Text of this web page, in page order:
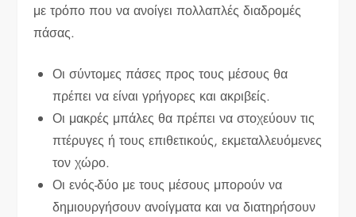
με τρόπο που να ανοίγει πολλαπλές διαδρομές
πάσας.
Οι σύντομες πάσες προς τους μέσους θα
πρέπει να είναι γρήγορες και ακριβείς.
Οι μακρές μπάλες θα πρέπει να στοχεύουν τις
πτέρυγες ή τους επιθετικούς, εκμεταλλευόμενες
τον χώρο.
Οι ενός-δύο με τους μέσους μπορούν να
δημιουργήσουν ανοίγματα και να διατηρήσουν